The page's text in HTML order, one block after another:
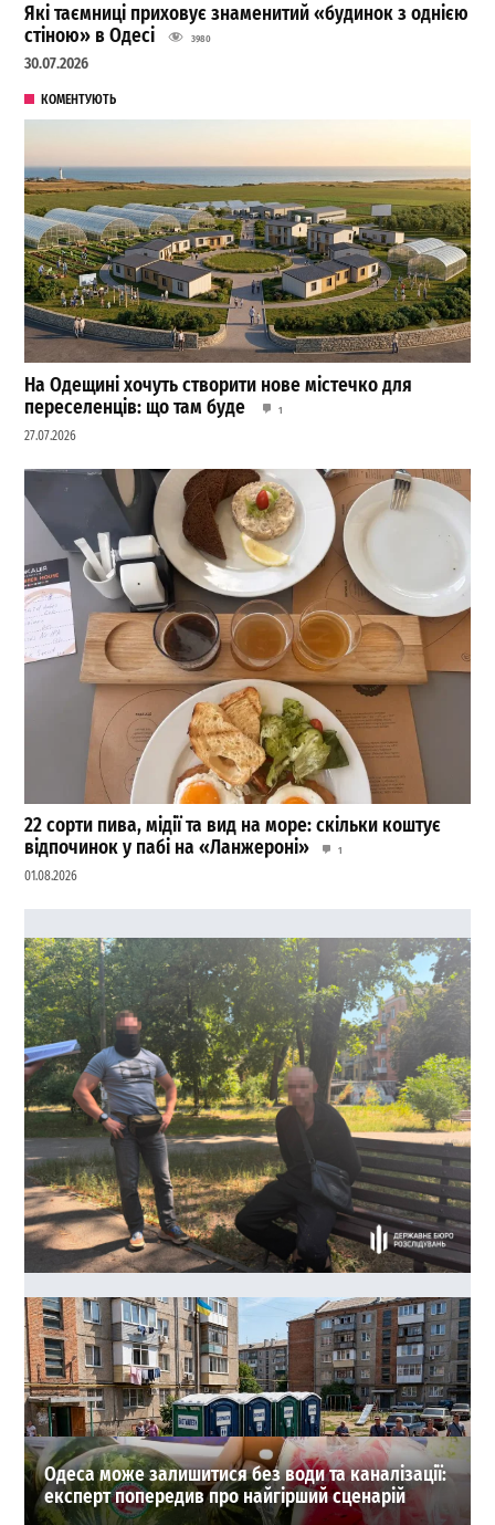
Які таємниці приховує знаменитий «будинок з однією
стіною» в Одесі
3980
30.07.2026
КОМЕНТУЮТЬ
На Одещині хочуть створити нове містечко для
переселенців: що там буде
1
27.07.2026
22 сорти пива, мідії та вид на море: скільки коштує
відпочинок у пабі на «Ланжероні»
1
01.08.2026
40 тисяч доларів за життя судді: в Одесі зірвали
замовне вбивство
0
03.08.2026
ВИБІР РЕДАКЦІЇ
Одеса може залишитися без води та каналізації:
експерт попередив про найгірший сценарій